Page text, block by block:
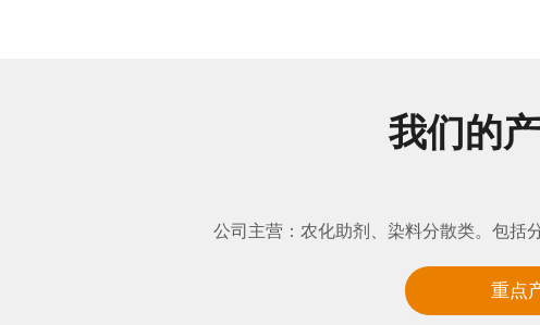
我们的
公司主营：农化助剂、染料分散类。包括
重点